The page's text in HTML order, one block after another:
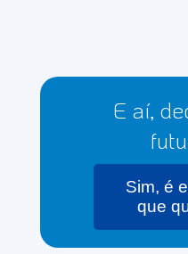
E aí,
Sim, é
que